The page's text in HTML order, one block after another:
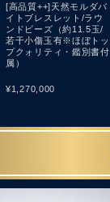
[高品質++]天然モルダバ
イトブレスレット/ラウ
ンドビーズ（約11.5玉/
若干小傷玉有※ほぼトッ
プクォリティ・鑑別書付
属）
¥1,270,000